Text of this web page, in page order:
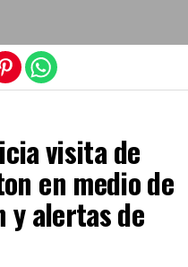
visita de
en medio de
y alertas de